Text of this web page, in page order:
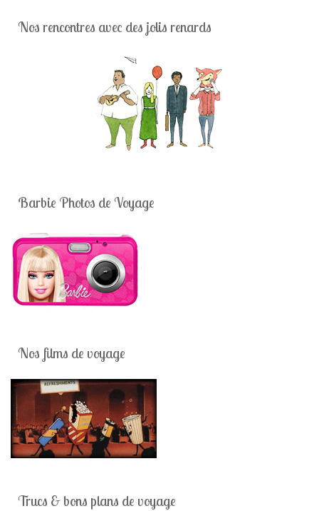
Nos rencontres avec des jolis renards
Barbie Photos de Voyage
Nos films de voyage
Trucs & bons plans de voyage